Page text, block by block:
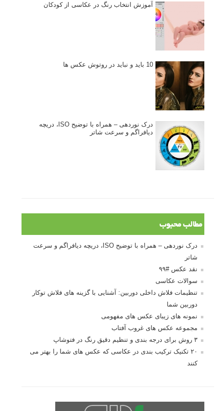
آموزش انتخاب رنگ در عکاسی از کودکان
10 باید و نباید در روتوش عکس ها
درک نوردهی – همراه با توضیح ISO، دریچه
دیافراگم و سرعت شاتر
مطالب محبوب
درک نوردهی – همراه با توضیح ISO، دریچه دیافراگم و سرعت
شاتر
نقد عکس #۹۹
سوالات عکاسی
تنظیمات فلاش داخلی دوربین: آشنایی با گزینه های فلاش توکار
دوربین شما
نمونه های زیبای عکس های مفهومی
مجموعه عکس های غروب آفتاب
۳ روش برای درجه بندی و تنظیم دقیق رنگ در فتوشاپ
۲۰ تکنیک ترکیب بندی در عکاسی که عکس های شما را بهتر می
کنند